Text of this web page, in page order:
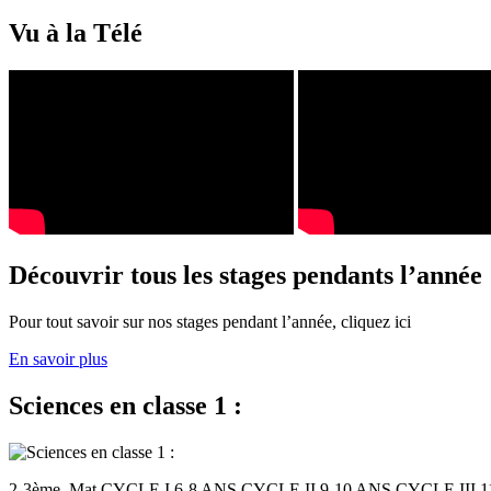
Vu à la Télé
Découvrir tous les stages pendants l’année
Pour tout savoir sur nos stages pendant l’année, cliquez ici
En savoir plus
Sciences en classe 1 :